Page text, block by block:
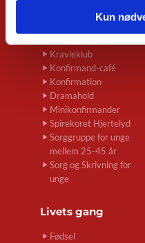
Kun
Kravleklub
Konfirmand-café
Konfirmation
Dramahold
Minikonfirmander
Spirekoret Hjertelyd
Sorggruppe for unge
mellem 25-45 år
Sorg og Skrivning for
unge
Livets gang
Fødsel